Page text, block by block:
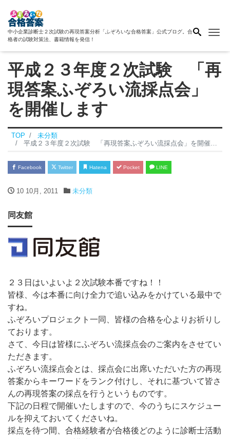
中小企業診断士２次試験の再現答案分析「ふぞろいな合格答案」公式ブログ。合
格者の試験対策法、書籍情報を発信！
平成２３年度２次試験 「再
現答案ふぞろい流採点会」
を開催します
TOP
未分類
平成２３年度２次試験 「再現答案ふぞろい流採点会」を開催します
Facebook Twitter Hatena Pocket LINE
10 10月, 2011 未分類
同友館
２３日はいよいよ２次試験本番ですね！！
皆様、今は本番に向け全力で追い込みをかけている最中で
すね。
ふぞろいプロジェクト一同、皆様の合格を心よりお祈りし
ております。
さて、今日は皆様にふぞろい流採点会のご案内をさせてい
ただきます。
ふぞろい流採点会とは、採点会に出席いただいた方の再現
答案からキーワードをランク付けし、それに基づいて皆さ
んの再現答案の採点を行うというものです。
下記の日程で開催いたしますので、今のうちにスケジュー
ルを抑えておいてくださいね。
採点を待つ間、合格経験者が合格後どのように診断士活動